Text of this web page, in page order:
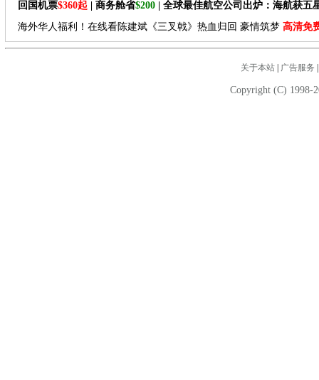
回国机票$360起 | 商务舱省$200 | 全球最佳航空公司出炉：海航获五
海外华人福利！在线看陈建斌《三叉戟》热血归回 豪情筑梦 高清免
关于本站| 广告服务
Copyright (C) 1998-